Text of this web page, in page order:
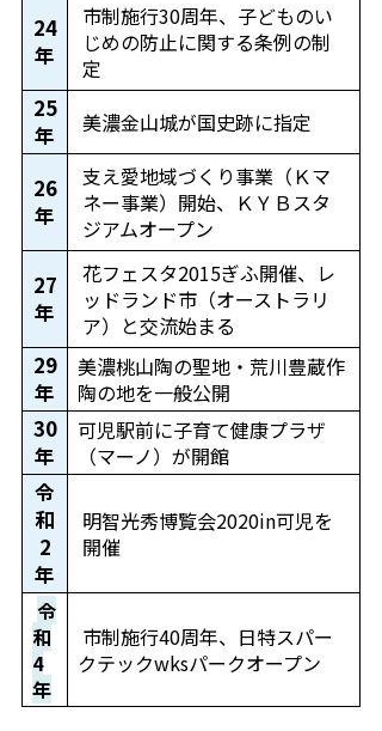
24
年
市制施行30周年、子どものい
じめの防止に関する条例の制
定
25
年
美濃金山城が国史跡に指定
26
年
支え愛地域づくり事業（Ｋマ
ネー事業）開始、ＫＹＢスタ
ジアムオープン
27
年
花フェスタ2015ぎふ開催、レ
ッドランド市（オーストラリ
ア）と交流始まる
29
年
美濃桃山陶の聖地・荒川豊蔵作
陶の地を一般公開
30
年
可児駅前に子育て健康プラザ
（マーノ）が開館
令
和
2
年
明智光秀博覧会2020in可児を
開催
令
和
4
年
市制施行40周年、日特スパー
クテックwksパークオープン